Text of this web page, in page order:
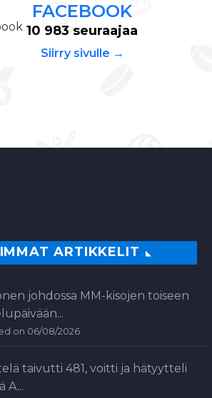
FACEBOOK
10 983 seuraajaa
Siirry sivulle →
ARTIKKELIT
johdossa MM-kisojen toiseen
on 06/08/2026
taivutti 481, voitti ja hätyytteli
A...